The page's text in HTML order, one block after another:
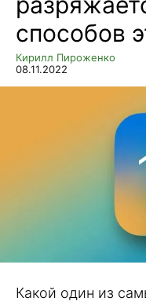
способов
Кирилл Пироженко
08.11.2022
Какой один из